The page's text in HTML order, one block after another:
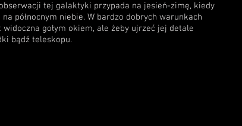
tej galaktyki przypada na jesień-zimę, kiedy
północnym niebie. W bardzo dobrych warunkach
gołym okiem, ale żeby ujrzeć jej detale
bądź teleskopu.